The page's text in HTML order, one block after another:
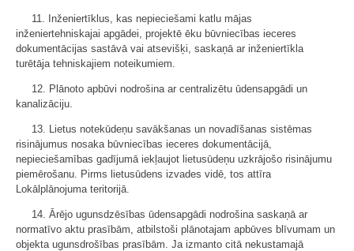
11. Inženiertīklus, kas nepieciešami katlu mājas
inženiertehniskajai apgādei, projektē ēku būvniecības ieceres
dokumentācijas sastāvā vai atsevišķi, saskaņā ar inženiertīkla
turētāja tehniskajiem noteikumiem.
12. Plānoto apbūvi nodrošina ar centralizētu ūdensapgādi un
kanalizāciju.
13. Lietus notekūdeņu savākšanas un novadīšanas sistēmas
risinājumus nosaka būvniecības ieceres dokumentācijā,
nepieciešamības gadījumā iekļaujot lietusūdeņu uzkrājošo risinājumu
piemērošanu. Pirms lietusūdens izvades vidē, tos attīra
Lokālplānojuma teritorijā.
14. Ārējo ugunsdzēsības ūdensapgādi nodrošina saskaņā ar
normatīvo aktu prasībām, atbilstoši plānotajam apbūves blīvumam un
objekta ugunsdrošības prasībām. Ja izmanto citā nekustamajā